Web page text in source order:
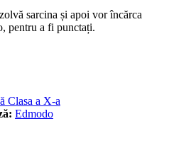
sarcina și apoi vor încărca
pentru a fi punctați.
Clasa a X-a
Edmodo